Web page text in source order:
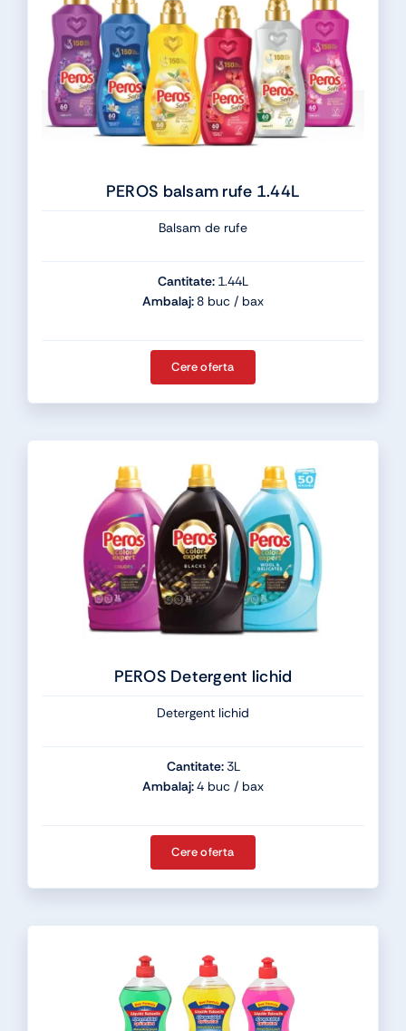
PEROS balsam rufe 1.44L
Balsam de rufe
Cantitate: 1.44L
Ambalaj: 8 buc / bax
Cere oferta
PEROS Detergent lichid
Detergent lichid
Cantitate:3L
Ambalaj:4 buc / bax
Cere oferta